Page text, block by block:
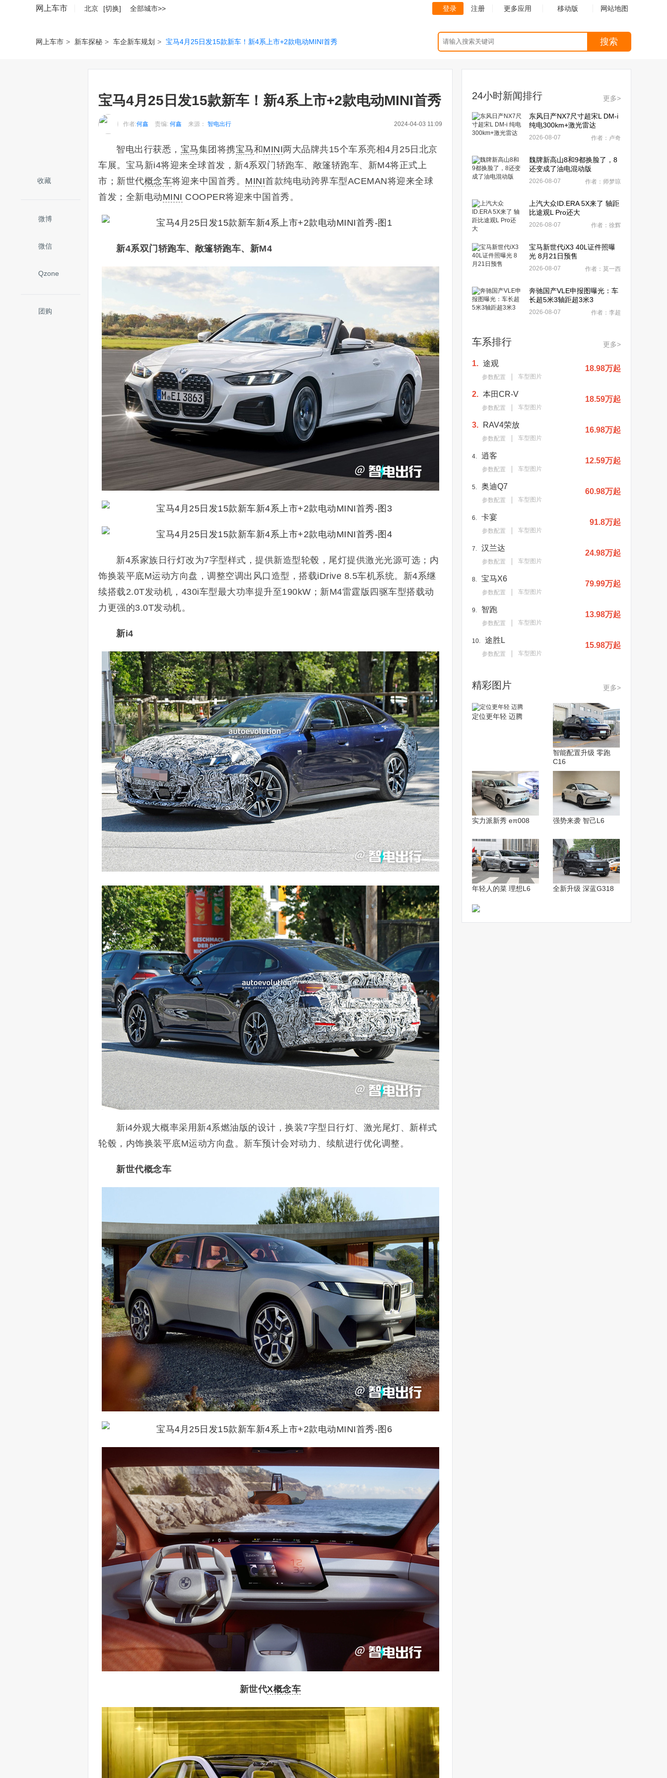
网上车市 北京 [切换] 全部城市>> 登录 注册 更多应用 移动版 网站地图
网上车市 > 新车探秘 > 车企新车规划 > 宝马4月25日发15款新车！新4系上市+2款电动MINI首秀 搜索
收藏
微博
微信
Qzone
团购
宝马4月25日发15款新车！新4系上市+2款电动MINI首秀
作者:何鑫 责编: 何鑫 来源： 智电出行 2024-04-03 11:09
智电出行获悉， 宝马集团将携宝马和MINI两大品牌共15个车系亮相4月25日北京
车展。宝马新i4将迎来全球首发，新4系双门轿跑车、敞篷轿跑车、新M4将正式上
市；新世代概念车将迎来中国首秀。 MINI首款纯电动跨界车型ACEMAN将迎来全球
首发；全新电动MINI COOPER将迎来中国首秀。
新4系双门轿跑车、敞篷轿跑车、新M4
新4系家族日行灯改为7字型样式，提供新造型轮毂，尾灯提供激光光源可选；内
饰换装平底M运动方向盘，调整空调出风口造型，搭载iDrive 8.5车机系统。新4系继
续搭载2.0T发动机，430i车型最大功率提升至190kW；新M4雷霆版四驱车型搭载动
力更强的3.0T发动机。
新i4
新i4外观大概率采用新4系燃油版的设计，换装7字型日行灯、激光尾灯、新样式
轮毂，内饰换装平底M运动方向盘。新车预计会对动力、续航进行优化调整。
新世代概念车
新世代X概念车
24小时新闻排行 更多>
东风日产NX7尺寸超宋L DM-i
纯电300km+激光雷达
2026-08-07 作者：卢奇
魏牌新高山8和9都换脸了，8
还变成了油电混动版
2026-08-07 作者：师梦琼
上汽大众ID.ERA 5X来了 轴距
比途观L Pro还大
2026-08-07 作者：徐辉
宝马新世代iX3 40L证件照曝
光 8月21日预售
2026-08-07 作者：莫一西
奔驰国产VLE申报图曝光：车
长超5米3轴距超3米3
2026-08-07 作者：李超
车系排行 更多>
1. 途观
参数配置 车型图片
18.98万起
2. 本田CR-V
参数配置 车型图片
18.59万起
3. RAV4荣放
参数配置 车型图片
16.98万起
4. 逍客
参数配置 车型图片
12.59万起
5. 奥迪Q7
参数配置 车型图片
60.98万起
6. 卡宴
参数配置 车型图片
91.8万起
7. 汉兰达
参数配置 车型图片
24.98万起
8. 宝马X6
参数配置 车型图片
79.99万起
9. 智跑
参数配置 车型图片
13.98万起
10. 途胜L
参数配置 车型图片
15.98万起
精彩图片 更多>
定位更年轻 迈腾
智能配置升级 零跑
C16
实力派新秀 eπ008 强势来袭 智己L6
年轻人的菜 理想L6 全新升级 深蓝G318